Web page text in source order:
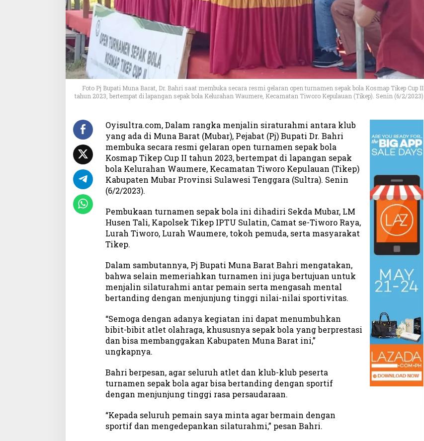
a
M
u
n
a
B
a
t
:
T
r
n
a
e
n
i
e
r
t
u
u
a
n
J
l
n
S
l
a
Foto Pj Bupati Muna Barat, Dr. Bahri saat membuka secara resmi gelaran open turnamen sepak bola Kosmap Tikep Cup II
tahun 2023, bertempat di lapangan sepak bola Kelurahan Waumere, Kecamatan Tiworo Kepulauan (Tikep). Senin (6/2/2023)
Oyisultra.com, Dalam rangka menjalin siraturahmi antara klub
yang ada di Muna Barat (Mubar), Pejabat (Pj) Bupati Dr. Bahri
membuka secara resmi gelaran open turnamen sepak bola
Kosmap Tikep Cup II tahun 2023, bertempat di lapangan sepak
bola Kelurahan Waumere, Kecamatan Tiworo Kepulauan (Tikep)
Kabupaten Mubar Provinsi Sulawesi Tenggara (Sultra). Senin
(6/2/2023).
Pembukaan turnamen sepak bola ini dihadiri Sekda Mubar, LM
Husen Tali, Kapolsek Tikep IPTU Sulatin, Camat se-Tiworo Raya,
Lurah Tiworo, Lurah Waumere, tokoh pemuda, serta masyarakat
Tikep.
Dalam sambutannya, Pj Bupati Muna Barat Bahri mengatakan,
bahwa selain memeriahkan turnamen ini juga bertujuan untuk
menjalin silaturahmi antar pemain serta mengasah mental
bertanding dengan menjunjung tinggi nilai-nilai sportivitas.
“Semoga dengan adanya kegiatan ini dapat menumbuhkan
bibit-bibit atlet olahraga, khususnya sepak bola yang berprestasi
dan bisa membanggakan Kabupaten Muna Barat ini,”
ungkapnya.
Bahri berpesan, agar seluruh atlet dan klub-klub peserta
turnamen sepak bola agar bisa bertanding dengan sportif
dengan menjunjung tinggi rasa persaudaraan.
“Kepada seluruh pemain saya minta agar bermain dengan
sportif dan mengedepankan silaturahmi,” pesan Bahri.